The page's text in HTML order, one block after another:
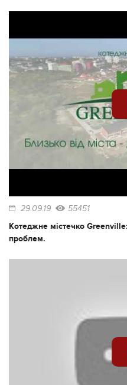
29.09.19 55451
Котеджне містечко
проблем.